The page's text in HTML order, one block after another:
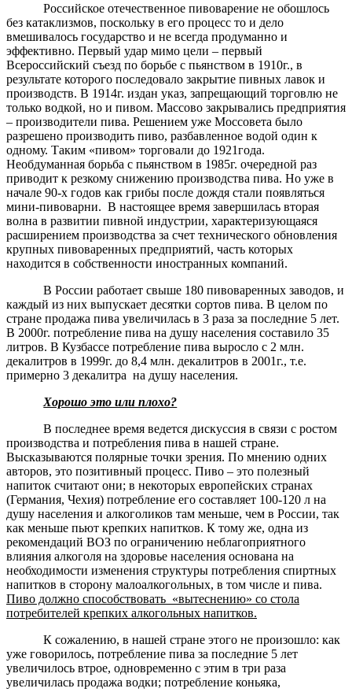
Российское отечественное пивоварение не обошлось
без катаклизмов, поскольку в его процесс то и дело
вмешивалось государство и не всегда продуманно и
эффективно. Первый удар мимо цели – первый
Всероссийский съезд по борьбе с пьянством в 1910г., в
результате которого последовало закрытие пивных лавок и
производств. В 1914г. издан указ, запрещающий торговлю не
только водкой, но и пивом. Массово закрывались предприятия
– производители пива. Решением уже Моссовета было
разрешено производить пиво, разбавленное водой один к
одному. Таким «пивом» торговали до 1921года.
Необдуманная борьба с пьянством в 1985г. очередной раз
приводит к резкому снижению производства пива. Но уже в
начале 90-х годов как грибы после дождя стали появляться
мини-пивоварни. В настоящее время завершилась вторая
волна в развитии пивной индустрии, характеризующаяся
расширением производства за счет технического обновления
крупных пивоваренных предприятий, часть которых
находится в собственности иностранных компаний.
В России работает свыше 180 пивоваренных заводов, и
каждый из них выпускает десятки сортов пива. В целом по
стране продажа пива увеличилась в 3 раза за последние 5 лет.
В 2000г. потребление пива на душу населения составило 35
литров. В Кузбассе потребление пива выросло с 2 млн.
декалитров в 1999г. до 8,4 млн. декалитров в 2001г., т.е.
примерно 3 декалитра на душу населения.
Хорошо это или плохо?
В последнее время ведется дискуссия в связи с ростом
производства и потребления пива в нашей стране.
Высказываются полярные точки зрения. По мнению одних
авторов, это позитивный процесс. Пиво – это полезный
напиток считают они; в некоторых европейских странах
(Германия, Чехия) потребление его составляет 100-120 л на
душу населения и алкоголиков там меньше, чем в России, так
как меньше пьют крепких напитков. К тому же, одна из
рекомендаций ВОЗ по ограничению неблагоприятного
влияния алкоголя на здоровье населения основана на
необходимости изменения структуры потребления спиртных
напитков в сторону малоалкогольных, в том числе и пива.
Пиво должно способствовать «вытеснению» со стола
потребителей крепких алкогольных напитков.
К сожалению, в нашей стране этого не произошло: как
уже говорилось, потребление пива за последние 5 лет
увеличилось втрое, одновременно с этим в три раза
увеличилась продажа водки; потребление коньяка,